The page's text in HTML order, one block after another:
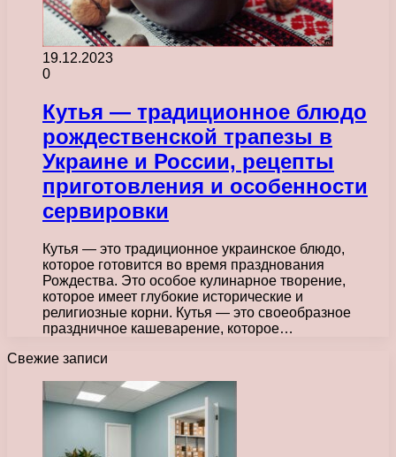
19.12.2023
0
Кутья — традиционное блюдо
рождественской трапезы в
Украине и России, рецепты
приготовления и особенности
сервировки
Кутья — это традиционное украинское блюдо,
которое готовится во время празднования
Рождества. Это особое кулинарное творение,
которое имеет глубокие исторические и
религиозные корни. Кутья — это своеобразное
праздничное кашеварение, которое…
Свежие записи